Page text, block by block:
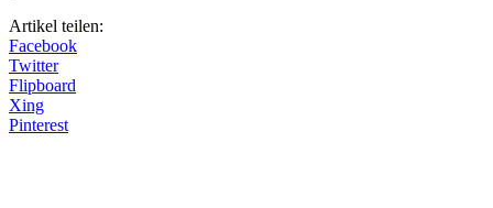
Artikel teilen:
Facebook
Twitter
Flipboard
Xing
Pinterest